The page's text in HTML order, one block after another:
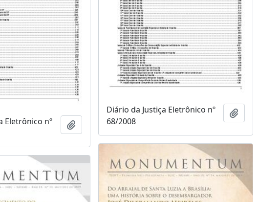
Diário da Justiça Eletrônico nº
68/2008
Eletrônico nº
Adicionar à área de transferência